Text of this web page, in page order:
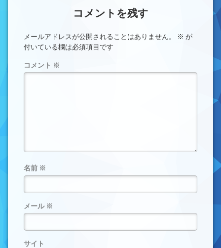
コメントを残す
メールアドレスが公開されることはありません。 ※ が
付いている欄は必須項目です
コメント ※
名前 ※
メール ※
サイト